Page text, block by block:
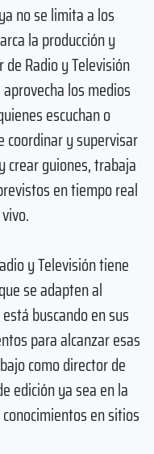
no se limita a los
la producción y
Radio y Televisión
los medios
escuchan o
coordinar y supervisar
guiones, trabaja
en tiempo real
y Televisión tiene
se adapten al
buscando en sus
para alcanzar esas
como director de
edición ya sea en la
en sitios